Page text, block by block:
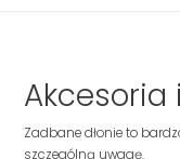
Akcesoria
Zadbane dłonie to
szczególną uwagę.